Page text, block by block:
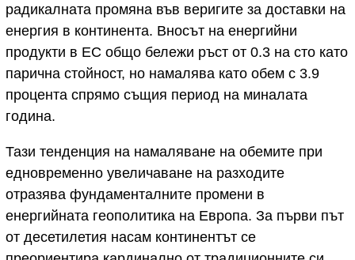
радикалната промяна във веригите за доставки на
енергия в континента. Вносът на енергийни
продукти в ЕС общо бележи ръст от 0.3 на сто като
парична стойност, но намалява като обем с 3.9
процента спрямо същия период на миналата
година.
Тази тенденция на намаляване на обемите при
едновременно увеличаване на разходите
отразява фундаменталните промени в
енергийната геополитика на Европа. За първи път
от десетилетия насам континентът се